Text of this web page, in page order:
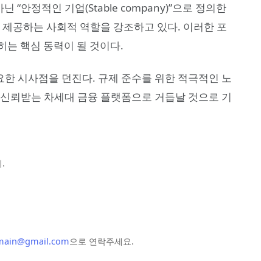
“안정적인 기업(Stable company)”으로 정의한
공하는 사회적 역할을 강조하고 있다. 이러한 포
는 핵심 동력이 될 것이다.
한 시사점을 던진다. 규제 준수를 위한 적극적인 노
뢰받는 차세대 금융 플랫폼으로 거듭날 것으로 기
으로 연락주세요.